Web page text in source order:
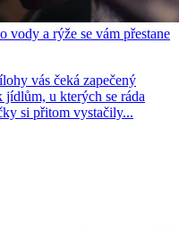
vody a rýže se vám přestane
vás čeká zapečený
u kterých se ráda
si přitom vystačily...